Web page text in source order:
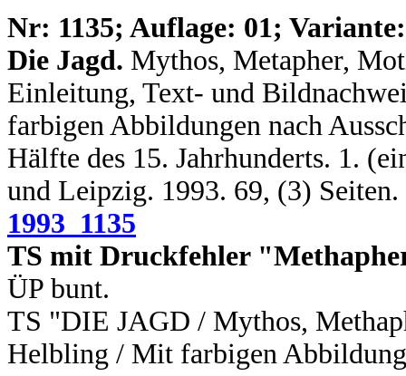
Nr: 1135; Auflage: 01;
Die Jagd. Mythos, Metapher,
Einleitung, Text- und
farbigen Abbildungen nach
Hälfte des 15. Jahrhunderts. 1.
und Leipzig. 1993. 69, (3)
1993_1135
TS mit Druckfehler
ÜP bunt.
TS "DIE JAGD / Mythos,
Helbling / Mit farbigen